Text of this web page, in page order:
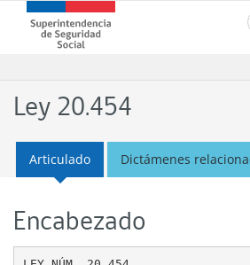
contenido
Superintendencia
de
(SUSESO)
-
de
Chile
Ley 20.454
Articulado Dictámenes
Encabezado